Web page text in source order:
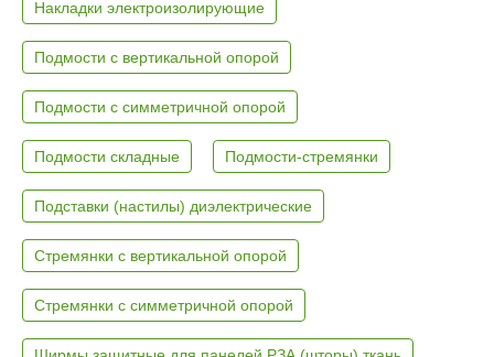
Накладки электроизолирующие
Подмости с вертикальной опорой
Подмости с симметричной опорой
Подмости складные Подмости-стремянки
Подставки (настилы) диэлектрические
Стремянки с вертикальной опорой
Стремянки с симметричной опорой